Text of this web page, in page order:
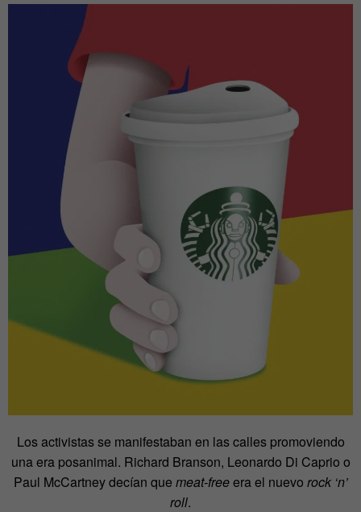
Los activistas se manifestaban en las calles promoviendo
una era posanimal. Richard Branson, Leonardo Di Caprio o
Paul McCartney decían que meat-freeera el nuevo rock ‘n’
roll.